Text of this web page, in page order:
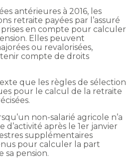
antérieures à 2016, les
retraite payées par l’assuré
en compte pour calculer
Elles peuvent
ou revalorisées,
compte de droits
que les règles de sélection
pour le calcul de la retraite
non-salarié agricole n’a
après le 1er janvier
supplémentaires
pour calculer la part
pension.